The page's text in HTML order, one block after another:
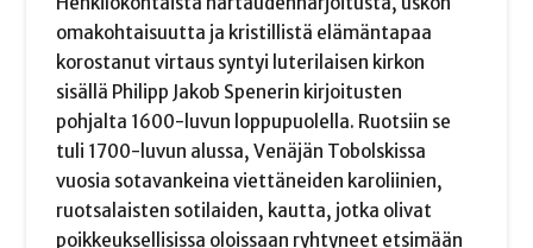
omakohtaisuutta ja kristillistä elämäntapaa
korostanut virtaus syntyi luterilaisen kirkon
sisällä Philipp Jakob Spenerin kirjoitusten
pohjalta 1600-luvun loppupuolella. Ruotsiin se
tuli 1700-luvun alussa, Venäjän Tobolskissa
vuosia sotavankeina viettäneiden karoliinien,
ruotsalaisten sotilaiden, kautta, jotka olivat
poikkeuksellisissa oloissaan ryhtyneet etsimään